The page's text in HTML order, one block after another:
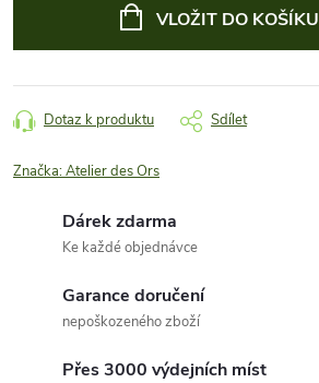
VLOŽIT DO KOŠÍKU
Dotaz k produktu Sdílet
Značka:Atelier des Ors
Dárek zdarma
Ke každé objednávce
Garance doručení
nepoškozeného zboží
Přes 3000 výdejních míst